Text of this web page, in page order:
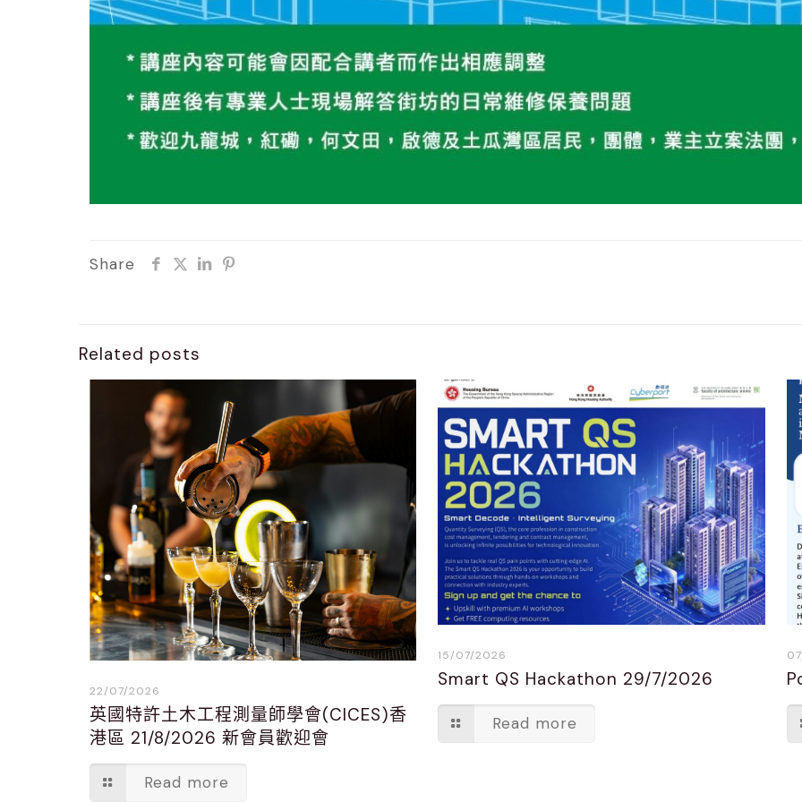
Share
Related posts
22/07/2026
英國特許土木工程測量師學會(CICES)香
港區 21/8/2026 新會員歡迎會
Read more
15/07/2026
Smart QS Hackathon 29/7/2026
Read more